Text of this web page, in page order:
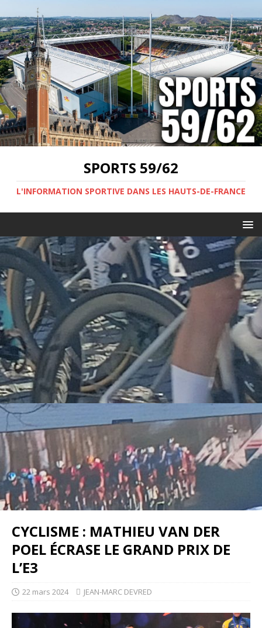
SPORTS 59/62
L'INFORMATION SPORTIVE DANS LES HAUTS-DE-FRANCE
CYCLISME : MATHIEU VAN DER
POEL ÉCRASE LE GRAND PRIX DE
L’E3
22 mars 2024 JEAN-MARC DEVRED